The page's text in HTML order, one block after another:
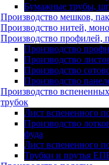
Бумажные трубы,
Производство мешков,
Производство нитей,
Производство профилей,
Производство
Производство
Производство
Производство
Производство
трубок
Лист вспененного
Производство
фуда
Лист вспененного
Трубки и прутья